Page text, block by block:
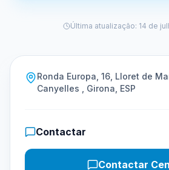
Última atualização: 14 de
Ronda Europa, 16, Lloret de
Canyelles , Girona, ESP
Contactar
Contactar